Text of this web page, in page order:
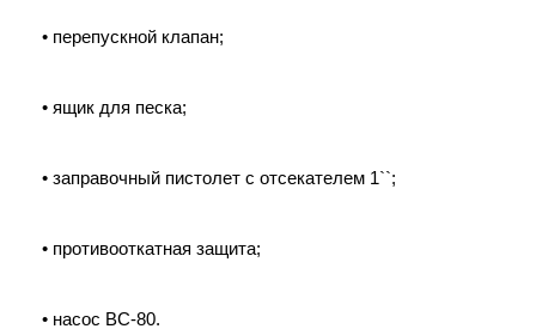
• перепускной клапан;
• ящик для песка;
• заправочный пистолет с отсекателем 1``;
• противооткатная защита;
• насос ВС-80.